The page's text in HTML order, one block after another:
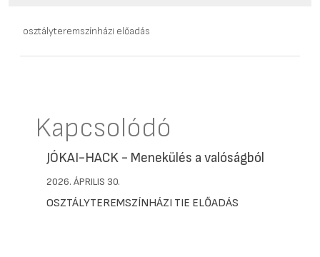
osztályteremszínházi előadás
Kapcsolódó
JÓKAI-HACK - Menekülés a valóságból
2026. ÁPRILIS 30.
OSZTÁLYTEREMSZÍNHÁZI TIE ELŐADÁS